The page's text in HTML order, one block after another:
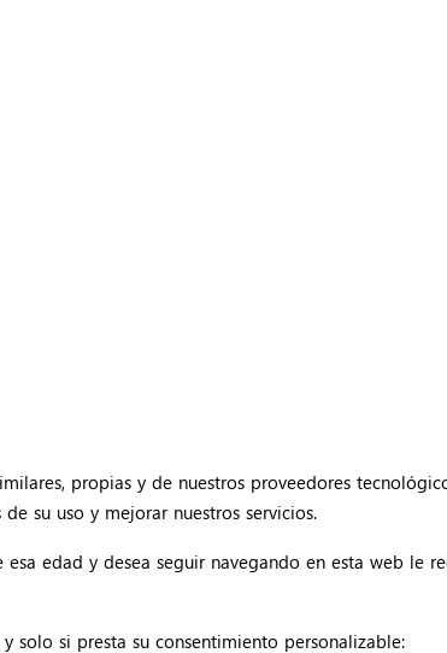
propias y de nuestros proveedores
su uso y mejorar nuestros servicios.
edad y desea seguir navegando en esta web le
solo si presta su consentimiento personalizable: